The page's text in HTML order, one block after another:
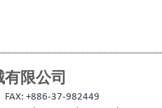
限公司
FAX: +886-37-982449